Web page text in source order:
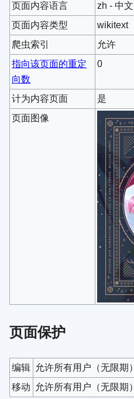
页面内容语言
zh - 中文
页面内容类型
wikitext
爬虫索引
允许
指向该页面的重定
向数
0
计为内容页面
是
页面图像
页面保护
编辑 允许所有用户​（无限期）
移动
允许所有用户​（无限期）